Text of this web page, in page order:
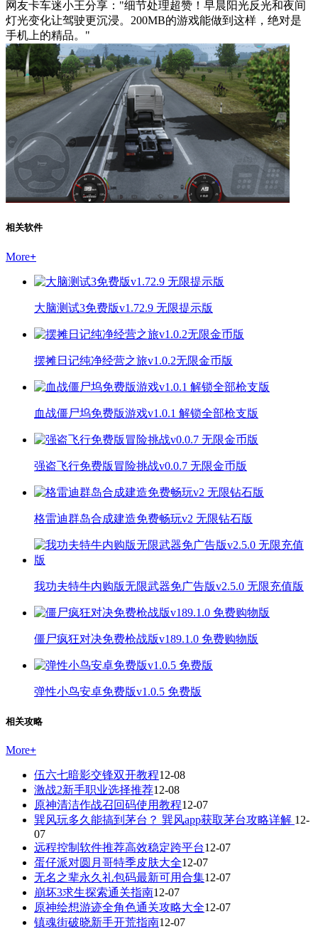
网友卡车迷小王分享："细节处理超赞！早晨阳光反光和夜间
灯光变化让驾驶更沉浸。200MB的游戏能做到这样，绝对是
手机上的精品。"
相关软件
More+
大脑测试3免费版v1.72.9 无限提示版
摆摊日记纯净经营之旅v1.0.2无限金币版
血战僵尸坞免费版游戏v1.0.1 解锁全部枪支版
强盗飞行免费版冒险挑战v0.0.7 无限金币版
格雷迪群岛合成建造免费畅玩v2 无限钻石版
我功夫特牛内购版无限武器免广告版v2.5.0 无限充值版
僵尸疯狂对决免费枪战版v189.1.0 免费购物版
弹性小鸟安卓免费版v1.0.5 免费版
相关攻略
More+
伍六七暗影交锋双开教程12-08
激战2新手职业选择推荐12-08
原神清洁作战召回码使用教程12-07
巽风玩多久能搞到茅台？ 巽风app获取茅台攻略详解 12-
07
远程控制软件推荐高效稳定跨平台12-07
蛋仔派对圆月哥特季皮肤大全12-07
无名之辈永久礼包码最新可用合集12-07
崩坏3求生探索通关指南12-07
原神绘想游迹全角色通关攻略大全12-07
镇魂街破晓新手开荒指南12-07